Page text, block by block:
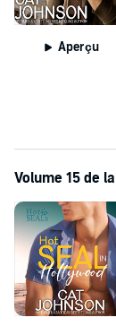
Aperçu
Volume 15 de